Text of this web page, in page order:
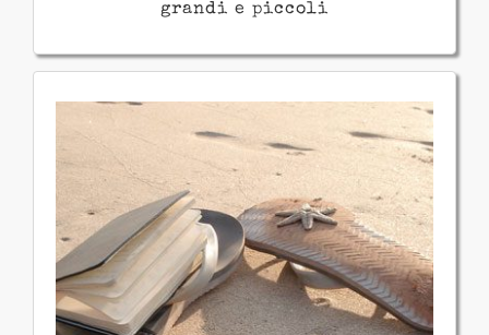
grandi e piccoli
Faccio un salto in
India!
Si può andare in India e non